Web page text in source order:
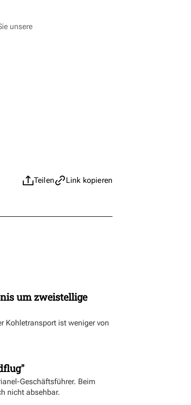
unsere
Teilen Link kopieren
um zweistellige
Kohletransport ist weniger von
Geschäftsführer. Beim
nicht absehbar.